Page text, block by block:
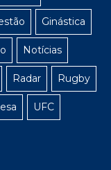
Ginástica
Notícias
Radar Rugby
UFC